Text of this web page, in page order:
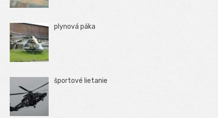
plynová páka
športové lietanie